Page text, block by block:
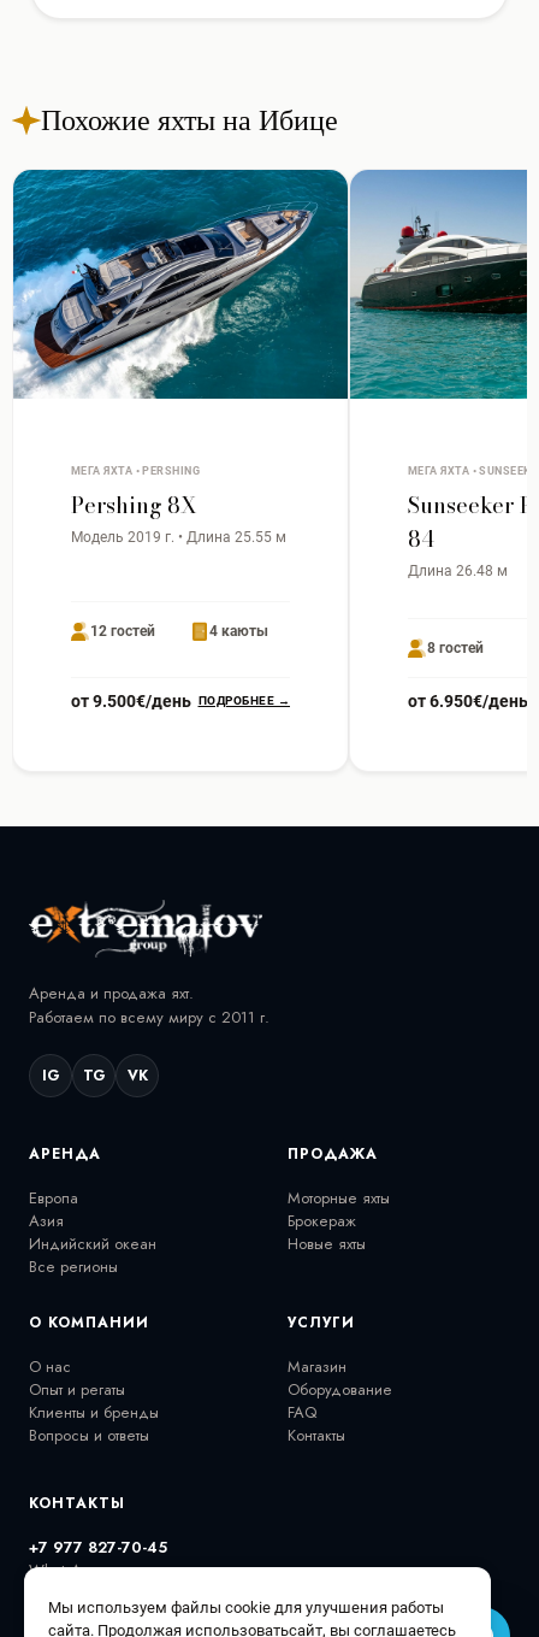
Похожие яхты на Ибице
МЕГА ЯХТА • PERSHING
Pershing 8X
Модель 2019 г. • Длина 25.55 м
12 гостей 4 каюты
от 9.500€/день ПОДРОБНЕЕ →
МЕГА ЯХТА •
Sunseeker
84
Длина 26.48 м
8 гостей
от 6.950€/день
Аренда и продажа яхт.
Работаем по всему миру с 2011 г.
IG TG VK
АРЕНДА
Европа
Азия
Индийский океан
Все регионы
ПРОДАЖА
Моторные яхты
Брокераж
Новые яхты
О КОМПАНИИ
О нас
Опыт и регаты
Клиенты и бренды
Вопросы и ответы
УСЛУГИ
Магазин
Оборудование
FAQ
Контакты
КОНТАКТЫ
+7 977 827-70-45
WhatsApp
@extremalovyachts
Мы используем файлы cookie для улучшения работы
сайта. Продолжая использоватьсайт, вы соглашаетесь